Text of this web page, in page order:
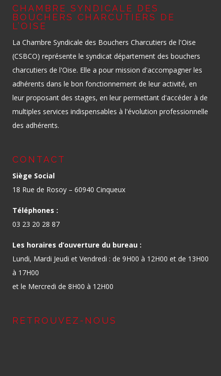
CHAMBRE SYNDICALE DES
BOUCHERS CHARCUTIERS DE
L’OISE
La Chambre Syndicale des Bouchers Charcutiers de l'Oise
(CSBCO) représente le syndicat département des bouchers
charcutiers de l'Oise. Elle a pour mission d'accompagner les
adhérents dans le bon fonctionnement de leur activité, en
leur proposant des stages, en leur permettant d'accéder à de
multiples services indispensables à l'évolution professionnelle
des adhérents.
CONTACT
Siège Social
18 Rue de Rosoy – 60940 Cinqueux
Téléphones :
03 23 20 28 87
Les horaires d’ouverture du bureau :
Lundi, Mardi Jeudi et Vendredi : de 9H00 à 12H00 et de 13H00
à 17H00
et le Mercredi de 8H00 à 12H00
RETROUVEZ-NOUS